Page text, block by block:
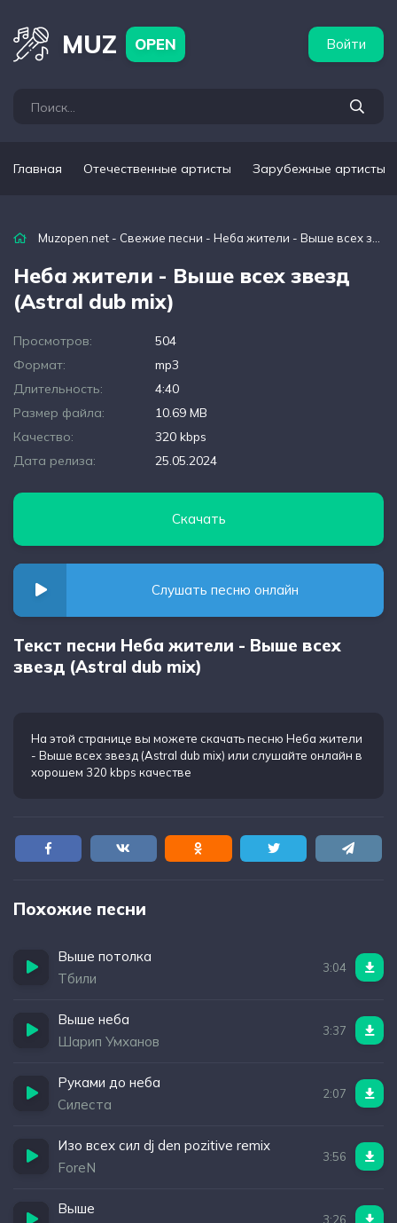
MUZ OPEN Войти
Главная Отечественные артисты Зарубежные артисты
Muzopen.net - Свежие песни - Неба жители - Выше всех звезд (Astral dub mix)
Неба жители - Выше всех звезд
(Astral dub mix)
Просмотров:
504
Формат:
mp3
Длительность:
4:40
Размер файла:
10.69 MB
Качество:
320 kbps
Дата релиза:
25.05.2024
Скачать
Слушать песню онлайн
Текст песни Неба жители - Выше всех
звезд (Astral dub mix)
На этой странице вы можете скачать песню Неба жители
- Выше всех звезд (Astral dub mix) или слушайте онлайн в
хорошем 320 kbps качестве
Похожие песни
Выше потолка
Тбили
3:04
Выше неба
Шарип Умханов
3:37
Руками до неба
Силеста
2:07
Изо всех сил dj den pozitive remix
ForeN
3:56
Выше
3:26
артисты Популярные подборки